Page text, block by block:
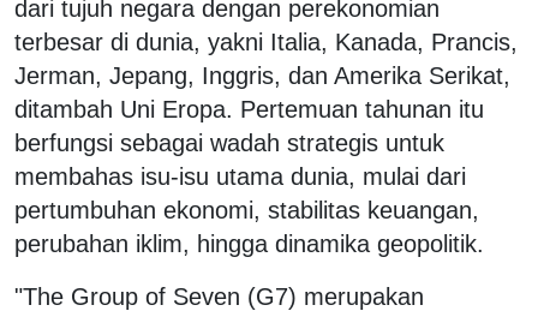
dari tujuh negara dengan perekonomian
terbesar di dunia, yakni Italia, Kanada, Prancis,
Jerman, Jepang, Inggris, dan Amerika Serikat,
ditambah Uni Eropa. Pertemuan tahunan itu
berfungsi sebagai wadah strategis untuk
membahas isu-isu utama dunia, mulai dari
pertumbuhan ekonomi, stabilitas keuangan,
perubahan iklim, hingga dinamika geopolitik.
"The Group of Seven (G7) merupakan